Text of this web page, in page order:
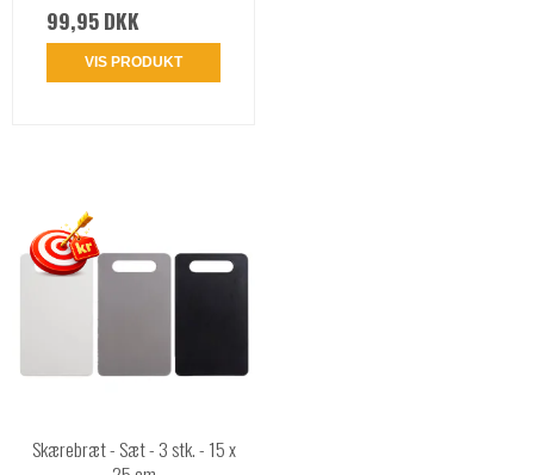
99,95 DKK
VIS PRODUKT
Skærebræt - Sæt - 3 stk. - 15 x